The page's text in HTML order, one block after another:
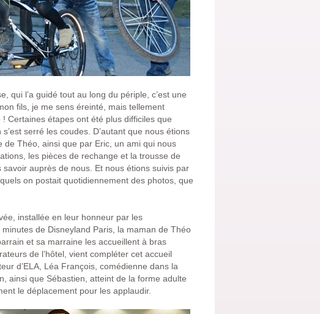
qui l’a guidé tout au long du périple, c’est une
fils, je me sens éreinté, mais tellement
! Certaines étapes ont été plus difficiles que
serré les coudes. D’autant que nous étions
de Théo, ainsi que par Eric, un ami qui nous
les pièces de rechange et la trousse de
auprès de nous. Et nous étions suivis par
on postait quotidiennement des photos, que
installée en leur honneur par les
de Disneyland Paris, la maman de Théo
et sa marraine les accueillent à bras
de l’hôtel, vient compléter cet accueil
d’ELA, Léa François, comédienne dans la
ainsi que Sébastien, atteint de la forme adulte
le déplacement pour les applaudir.